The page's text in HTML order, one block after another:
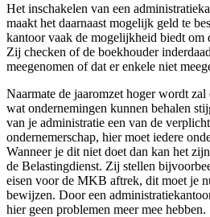
Het inschakelen van een
maakt het daarnaast mogelijk geld te
kantoor vaak de mogelijkheid biedt om
Zij checken of de boekhouder
meegenomen of dat er enkele niet
Naarmate de jaaromzet hoger wordt
wat ondernemingen kunnen behalen
van je administratie een van de
ondernemerschap, hier moet iedere
Wanneer je dit niet doet dan kan het
de Belastingdienst. Zij stellen
eisen voor de MKB aftrek, dit moet je
bewijzen. Door een
hier geen problemen meer mee hebben.